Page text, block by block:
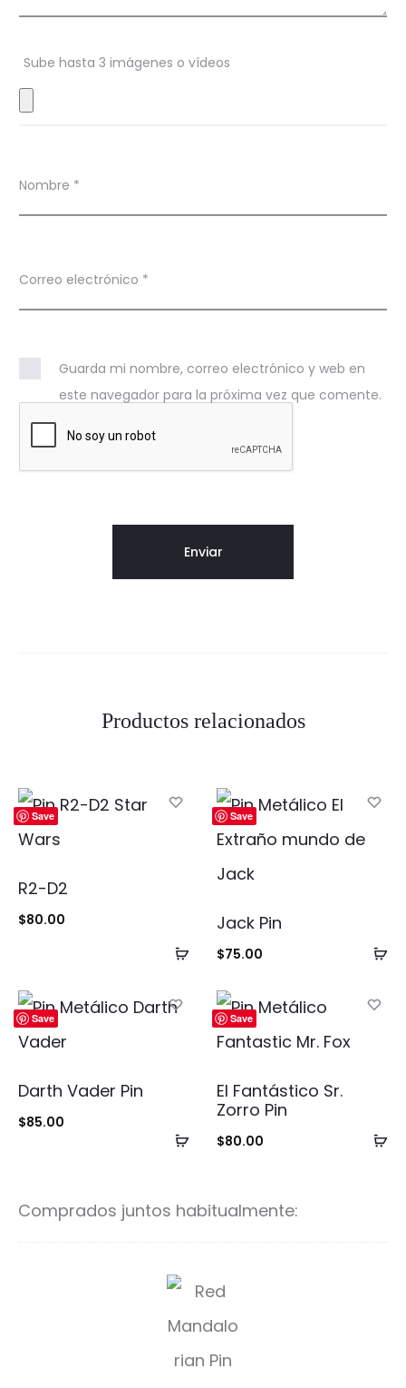
s
Sube hasta 3 imágenes o vídeos
Nombre *
Correo electrónico *
Guarda mi nombre, correo electrónico y web en
este navegador para la próxima vez que comente.
Productos relacionados
Save
Añadir
carrito
R2-D2
$80.00
Save
Jack Pin
$75.00
Save
Añadir
Darth Vader Pin
$85.00
Save
El Fantástico Sr.
Zorro Pin
$80.00
Comprados juntos habitualmente:
R
e
d